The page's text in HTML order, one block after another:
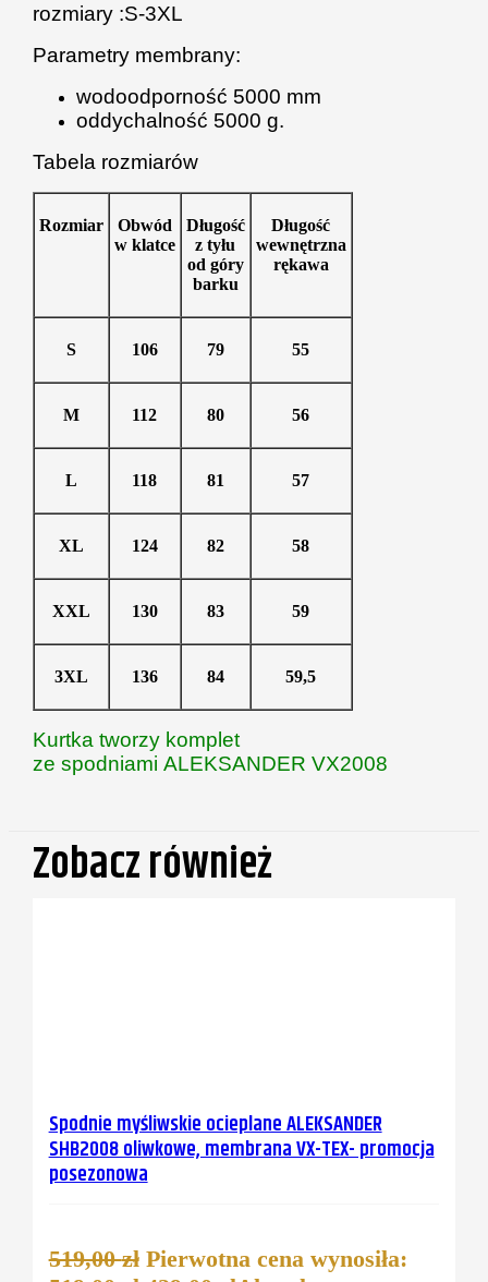
rozmiary :S-3XL
Parametry membrany:
wodoodporność 5000 mm
oddychalność 5000 g.
Tabela rozmiarów
Rozmiar
Obwód
w klatce
Długość
z tyłu
od góry
barku
Długość
wewnętrzna
rękawa
S 106 79 55
M 112 80 56
L 118 81 57
XL 124 82 58
XXL 130 83 59
3XL 136 84 59,5
Kurtka tworzy komplet
ze spodniami ALEKSANDER VX2008
Zobacz również
Spodnie myśliwskie ocieplane ALEKSANDER
SHB2008 oliwkowe, membrana VX-TEX- promocja
posezonowa
519,00zł Pierwotna cena wynosiła: